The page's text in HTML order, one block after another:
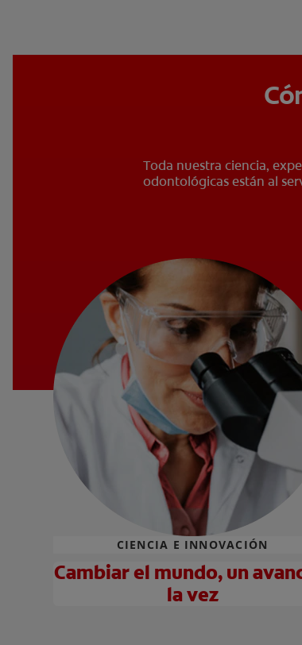
Toda nuestra ciencia,
odontológicas están al
CIENCIA E INNOVACIÓN
Cambiar el mundo, un
la vez